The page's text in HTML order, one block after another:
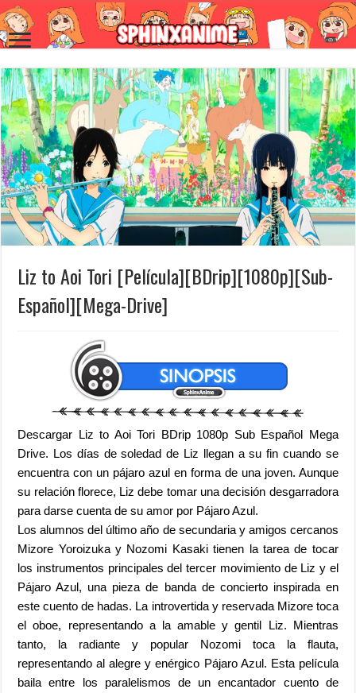
Liz to Aoi Tori [Película][BDrip][1080p][Sub-
Español][Mega-Drive]
Descargar Liz to Aoi Tori BDrip 1080p Sub Español Mega
Drive. Los días de soledad de Liz llegan a su fin cuando se
encuentra con un pájaro azul en forma de una joven. Aunque
su relación florece, Liz debe tomar una decisión desgarradora
para darse cuenta de su amor por Pájaro Azul.
Los alumnos del último año de secundaria y amigos cercanos
Mizore Yoroizuka y Nozomi Kasaki tienen la tarea de tocar
los instrumentos principales del tercer movimiento de Liz y el
Pájaro Azul, una pieza de banda de concierto inspirada en
este cuento de hadas. La introvertida y reservada Mizore toca
el oboe, representando a la amable y gentil Liz. Mientras
tanto, la radiante y popular Nozomi toca la flauta,
representando al alegre y enérgico Pájaro Azul. Esta película
baila entre los paralelismos de un encantador cuento de